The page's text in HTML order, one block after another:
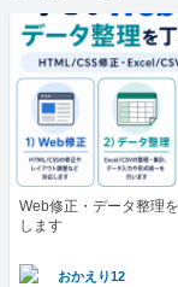
Web修正・データ整理
します
おかえり12